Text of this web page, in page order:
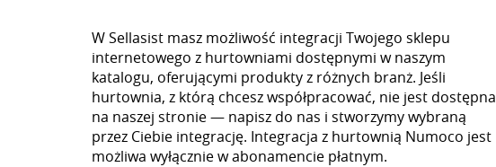
W Sellasist masz możliwość integracji Twojego sklepu
internetowego z hurtowniami dostępnymi w naszym
katalogu, oferującymi produkty z różnych branż. Jeśli
hurtownia, z którą chcesz współpracować, nie jest dostępna
na naszej stronie — napisz do nas i stworzymy wybraną
przez Ciebie integrację. Integracja z hurtownią Numoco jest
możliwa wyłącznie w abonamencie płatnym.